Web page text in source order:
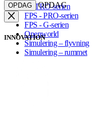
ASTRO-serien
FPS - PRO-serien
FPS - G-serien
Openworld
Simulering – flyvning
Simulering – rummet
OPDAG OPDAG
INNOVATION